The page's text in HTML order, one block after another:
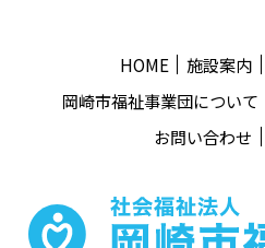
HOME 施設案内
岡崎市福祉事業団について
お問い合わせ